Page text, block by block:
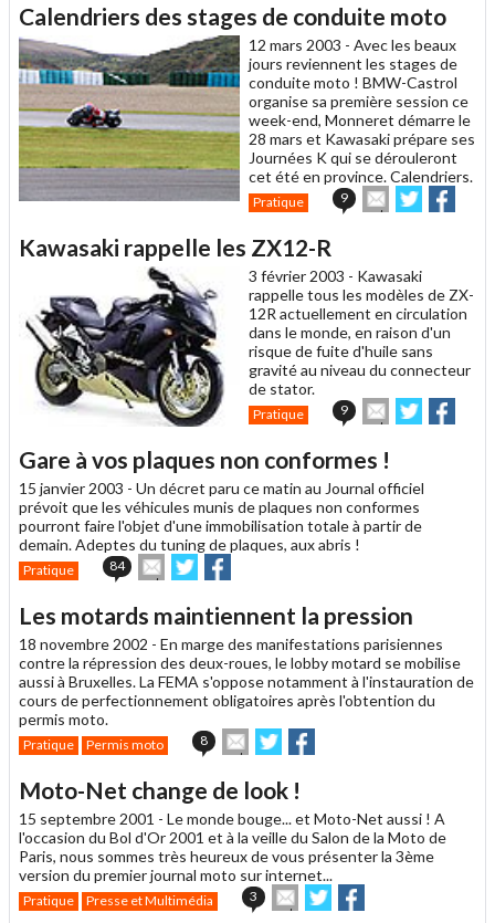
un
Calendriers des stages de conduite moto
12 mars 2003 - Avec les beaux
jours reviennent les stages de
conduite moto ! BMW-Castrol
organise sa première session ce
week-end, Monneret démarre le
28 mars et Kawasaki prépare ses
Journées K qui se dérouleront
cet été en province. Calendriers.
Pratique 9
Envoyer
cet
un
ami
Partager
sur sur
Kawasaki rappelle les ZX12-R
3 février 2003 - Kawasaki
rappelle tous les modèles de ZX-
12R actuellement en circulation
dans le monde, en raison d'un
risque de fuite d'huile sans
gravité au niveau du connecteur
de stator.
Pratique 9
Envoyer
cet
à
un
ami
Partager
sur sur
Gare à vos plaques non conformes !
15 janvier 2003 - Un décret paru ce matin au Journal officiel
prévoit que les véhicules munis de plaques non conformes
pourront faire l'objet d'une immobilisation totale à partir de
demain. Adeptes du tuning de plaques, aux abris !
Pratique 84
Envoyer
cet
à
un
ami
Partager
sur sur
Les motards maintiennent la pression
18 novembre 2002 - En marge des manifestations parisiennes
contre la répression des deux-roues, le lobby motard se mobilise
aussi à Bruxelles. La FEMA s'oppose notamment à l'instauration de
cours de perfectionnement obligatoires après l'obtention du
permis moto.
Pratique Permis moto 8
Envoyer
cet
à
un
ami
Partager
sur sur
Moto-Net change de look !
15 septembre 2001 - Le monde bouge... et Moto-Net aussi ! A
l'occasion du Bol d'Or 2001 et à la veille du Salon de la Moto de
Paris, nous sommes très heureux de vous présenter la 3ème
version du premier journal moto sur internet...
Pratique Presse et Multimédia 3
Envoyer
cet
Partager
sur sur